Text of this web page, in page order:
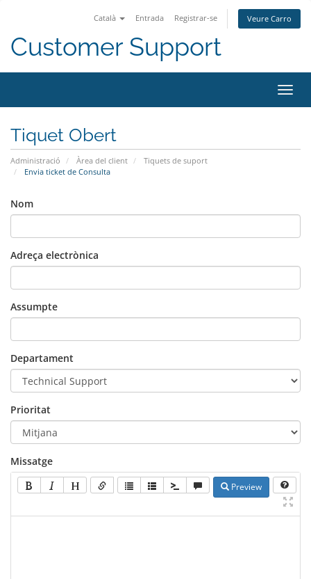
Català Entrada Registrar-se Veure Carro
Customer Support
la
Tiquet Obert
Administració Àrea del client
Tiquets de suport
Envia ticket de Consulta
Nom
Adreça electrònica
Assumpte
Departament
Prioritat
Missatge
Preview